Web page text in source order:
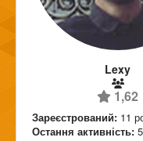
Lexy
1,62
Зареєстрований: 11
Остання активність: